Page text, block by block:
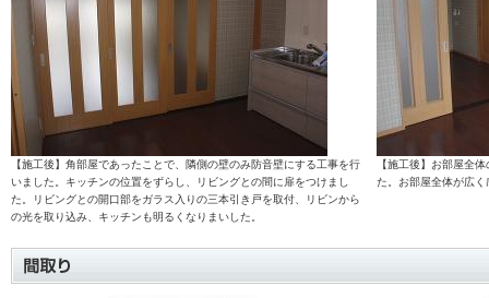
【施工後】角部屋であったことで、隣側の壁のみ防音壁にする工事を行
いました。キッチンの位置をずらし、リビングとの間に扉をつけまし
た。リビングとの開口部をガラス入りの三本引き戸を取付、リビンから
の光を取り込み、キッチンも明るくなりまいした。
【施工後】お部屋全
た。お部屋全体が広